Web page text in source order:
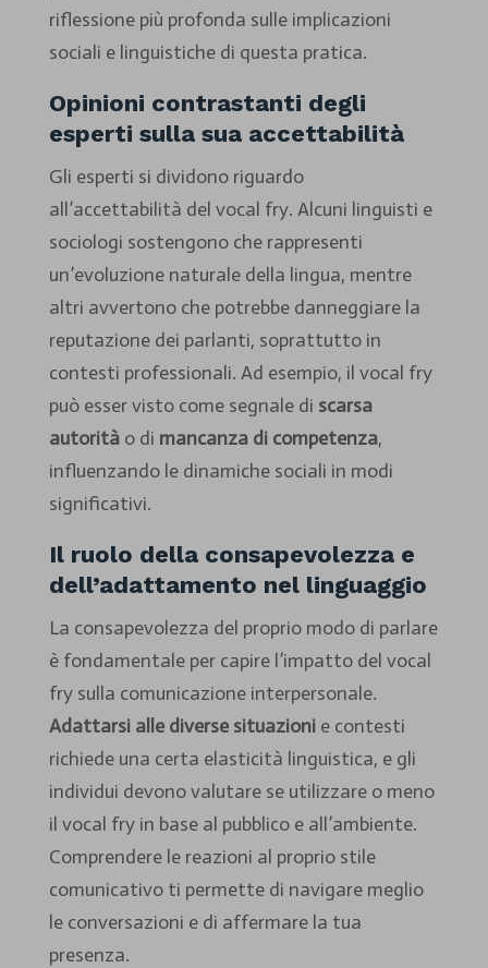
riflessione più profonda sulle implicazioni
sociali e linguistiche di questa pratica.
Opinioni contrastanti degli
esperti sulla sua accettabilità
Gli esperti si dividono riguardo
all’accettabilità del vocal fry. Alcuni linguisti e
sociologi sostengono che rappresenti
un’evoluzione naturale della lingua, mentre
altri avvertono che potrebbe danneggiare la
reputazione dei parlanti, soprattutto in
contesti professionali. Ad esempio, il vocal fry
può esser visto come segnale di scarsa
autoritào di mancanza di competenza,
influenzando le dinamiche sociali in modi
significativi.
Il ruolo della consapevolezza e
dell’adattamento nel linguaggio
La consapevolezza del proprio modo di parlare
è fondamentale per capire l’impatto del vocal
fry sulla comunicazione interpersonale.
Adattarsi alle diverse situazionie contesti
richiede una certa elasticità linguistica, e gli
individui devono valutare se utilizzare o meno
il vocal fry in base al pubblico e all’ambiente.
Comprendere le reazioni al proprio stile
comunicativo ti permette di navigare meglio
le conversazioni e di affermare la tua
presenza.